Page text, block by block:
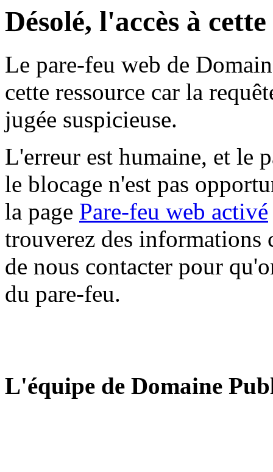
Désolé, l'accès à
Le pare-feu web de
cette ressource car la
jugée suspicieuse.
L'erreur est humaine, et le
le blocage n'est pas
la page Pare-feu web activé
trouverez des informations
de nous contacter pour
du pare-feu.
L'équipe de Domaine